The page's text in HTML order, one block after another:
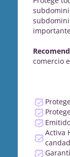
comercio
Activa